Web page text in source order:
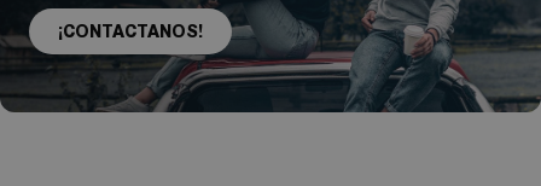
¡CONTACTANOS!